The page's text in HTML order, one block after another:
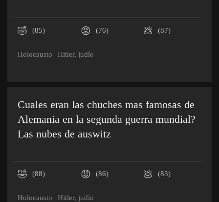
🤣 (85) 😡 (76) 💩 (87)
Holocausto | Hitler, judío
Cuales eran las chuches mas famosas de
Alemania en la segunda guerra mundial?
Las nubes de auswitz
🤣 (88) 😡 (86) 💩 (83)
Holocausto | Hitler, judío